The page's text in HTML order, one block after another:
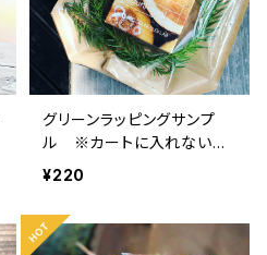
グリーンラッピングサンプ
ル ※カートに入れないで
下さい
¥220